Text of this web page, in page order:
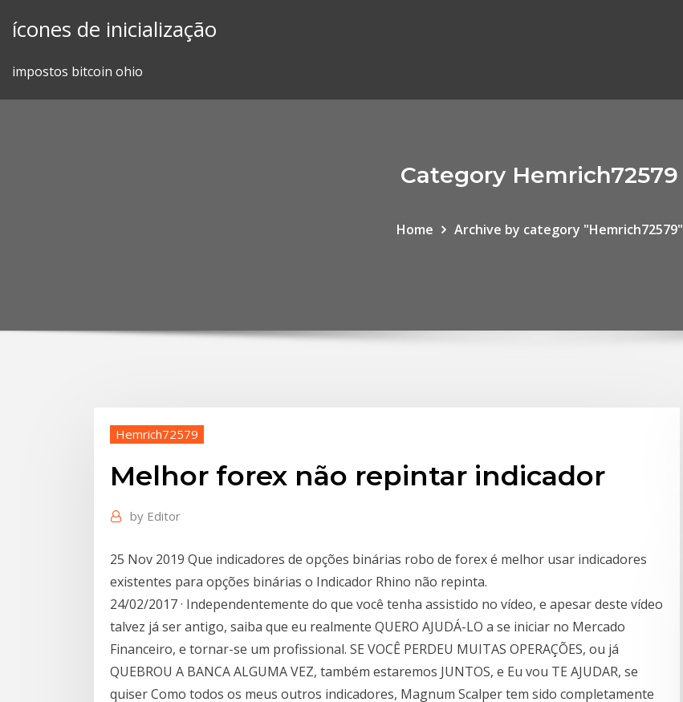
ícones de inicialização
impostos bitcoin ohio
Category Hemrich72579
Home Archive by category "Hemrich72579"
Hemrich72579
Melhor forex não repintar indicador
by Editor
25 Nov 2019 Que indicadores de opções binárias robo de forex é melhor usar indicadores
existentes para opções binárias o Indicador Rhino não repinta.
24/02/2017 · Independentemente do que você tenha assistido no vídeo, e apesar deste vídeo
talvez já ser antigo, saiba que eu realmente QUERO AJUDÁ-LO a se iniciar no Mercado
Financeiro, e tornar-se um profissional. SE VOCÊ PERDEU MUITAS OPERAÇÕES, ou já
QUEBROU A BANCA ALGUMA VEZ, também estaremos JUNTOS, e Eu vou TE AJUDAR, se
quiser Como todos os meus outros indicadores, Magnum Scalper tem sido completamente